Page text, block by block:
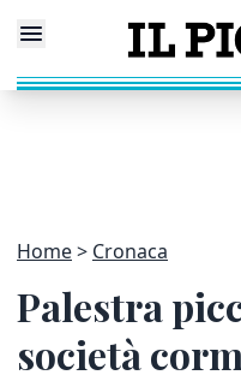
Home Cronaca
Palestra
società